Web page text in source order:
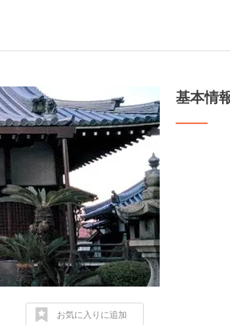
お気に入りに追加
基本情